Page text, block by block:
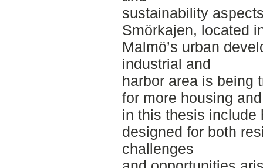
sustainability
Smörkajen, located
Malmö’s urban
industrial and
harbor area is being
for more housing
in this thesis include
designed for both
challenges